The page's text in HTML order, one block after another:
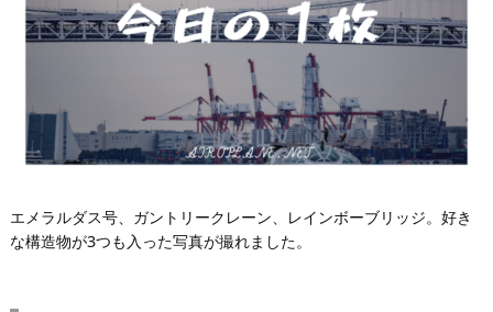
エメラルダス号、ガントリークレーン、レインボーブリッジ。好き
な構造物が3つも入った写真が撮れました。